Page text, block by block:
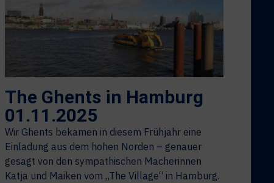
The Ghents in Hamburg
01.11.2025
Wir Ghents bekamen in diesem Frühjahr eine
Einladung aus dem hohen Norden – genauer
gesagt von den sympathischen Macherinnen
Katja und Maiken vom „The Village“ in Hamburg.